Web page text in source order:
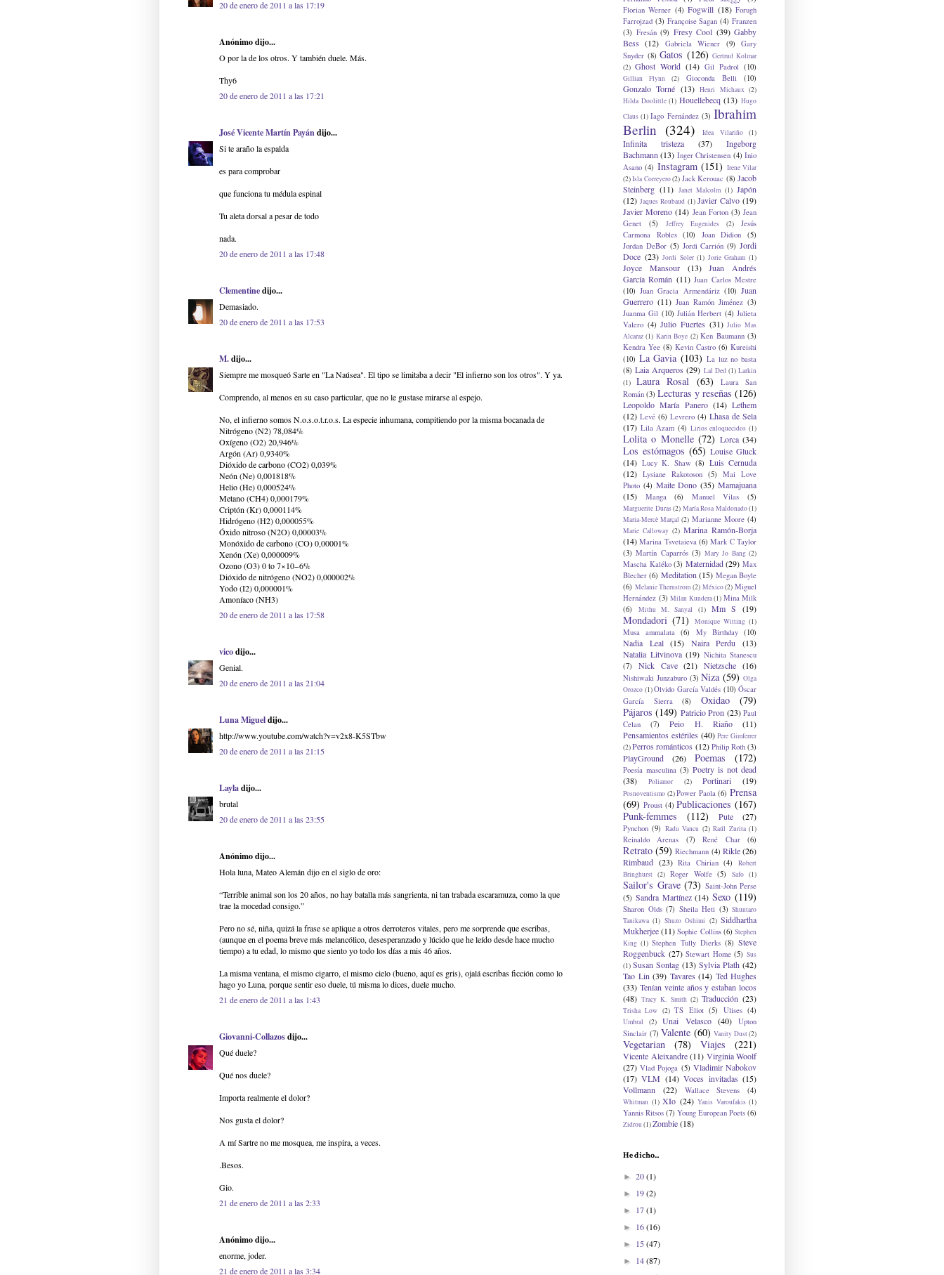
20 de enero de 2011 a las 17:19
Anónimo dijo...
O por la de los otros. Y también duele. Más.
Thy6
20 de enero de 2011 a las 17:21
José Vicente Martín Payándijo...
Si te araño la espalda
es para comprobar
que funciona tu médula espinal
Tu aleta dorsal a pesar de todo
nada.
20 de enero de 2011 a las 17:48
Clementinedijo...
Demasiado.
20 de enero de 2011 a las 17:53
M.dijo...
Siempre me mosqueó Sarte en "La Naúsea". El tipo se limitaba a decir "El infierno son los otros". Y ya.
Comprendo, al menos en su caso particular, que no le gustase mirarse al espejo.
No, el infierno somos N.o.s.o.t.r.o.s. La especie inhumana, compitiendo por la misma bocanada de
Nitrógeno (N2) 78,084%
Oxígeno (O2) 20,946%
Argón (Ar) 0,9340%
Dióxido de carbono (CO2) 0,039%
Neón (Ne) 0,001818%
Helio (He) 0,000524%
Metano (CH4) 0,000179%
Criptón (Kr) 0,000114%
Hidrógeno (H2) 0,000055%
Óxido nitroso (N2O) 0,00003%
Monóxido de carbono (CO) 0,00001%
Xenón (Xe) 0,000009%
Ozono (O3) 0 to 7×10−6%
Dióxido de nitrógeno (NO2) 0,000002%
Yodo (I2) 0,000001%
Amoníaco (NH3)
20 de enero de 2011 a las 17:58
vicodijo...
Genial.
20 de enero de 2011 a las 21:04
Luna Migueldijo...
http://www.youtube.com/watch?v=v2x8-K5STbw
20 de enero de 2011 a las 21:15
Layladijo...
brutal
20 de enero de 2011 a las 23:55
Anónimo dijo...
Hola luna, Mateo Alemán dijo en el siglo de oro:
“Terrible animal son los 20 años, no hay batalla más sangrienta, ni tan trabada escaramuza, como la que
trae la mocedad consigo.”
Pero no sé, niña, quizá la frase se aplique a otros derroteros vitales, pero me sorprende que escribas,
(aunque en el poema breve más melancólico, desesperanzado y lúcido que he leído desde hace mucho
tiempo) a tu edad, lo mismo que siento yo todo los días a mis 46 años.
La misma ventana, el mismo cigarro, el mismo cielo (bueno, aquí es gris), ojalá escribas ficción como lo
hago yo Luna, porque sentir eso duele, tú misma lo dices, duele mucho.
21 de enero de 2011 a las 1:43
Giovanni-Collazosdijo...
Qué duele?
Qué nos duele?
Importa realmente el dolor?
Nos gusta el dolor?
A mí Sartre no me mosquea, me inspira, a veces.
.Besos.
Gio.
21 de enero de 2011 a las 2:33
Anónimo dijo...
enorme, joder.
21 de enero de 2011 a las 3:34
Florian Werner (4) Fogwill (18) Forugh
Farrojzad (3) Françoise Sagan (4) Franzen
(3) Fresán (9) Fresy Cool (39) Gabby
Bess (12) Gabriela Wiener (9)
Gary
Snyder (8) Gatos (126) Gertrud Kolmar
(2) Ghost World (14) Gil Padrol (10)
Gillian Flynn (2) Gioconda Belli (10)
Gonzalo Torné (13) Henri Michaux (2)
Hilda Doolittle (1) Houellebecq (13) Hugo
Claus (1) Iago Fernández (3) Ibrahim
Berlin (324) Idea Vilariño (1)
Infinita tristeza (37)
Ingeborg
Bachmann (13) Inger Christensen (4) Inio
Asano (4) Instagram (151) Irene Vilar
(2)Isla Correyero(2) Jack Kerouac (8) Jacob
Steinberg (11) Janet Malcolm (1) Japón
(12) Jaques Roubaud (1) Javier Calvo (19)
Javier Moreno (14) Jean Forton (3) Jean
Genet
(5) Jeffrey Eugenides (2)
Jesús
Carmona Robles
(10) Joan Didion
(5)
Jordan DeBor (5) Jordi Carrión (9) Jordi
Doce (23) Jordi Soler (1) Jorie Graham (1)
Joyce Mansour (13)
Juan Andrés
García Román (11) Juan Carlos Mestre
(10) Juan Gracia Armendáriz (10) Juan
Guerrero (11) Juan Ramón Jiménez (3)
Juanma Gil (10) Julián Herbert (4) Julieta
Valero (4) Julio Fuertes (31) Julio Mas
Alcaraz (1) Karin Boye (2) Ken Baumann (3)
Kendra Yee (8) Kevin Castro (6) Kureishi
(10) La Gavia (103) La luz no basta
(8) Laia Arqueros (29) Lal Ded (1) Larkin
(1)
Laura Rosal (63)
Laura San
Román (3) Lecturas y reseñas (126)
Leopoldo María Panero (14) Lethem
(12) Levé (6) Levrero (4) Lhasa de Sela
(17) Lila Azam (4) Lirios enloquecidos (1)
Lolita o Monelle (72) Lorca (34)
Los estómagos (65) Louise Gluck
(14) Lucy K. Shaw (8) Luis Cernuda
(12) Lysiane Rakotoson (5)
Mai Love
Photo (4) Maite Dono (35) Mamajuana
(15)
Manga (6) Manuel Vilas (5)
Marguerite Duras(2) María Rosa Maldonado(1)
Maria-Mercè Marçal (2) Marianne Moore (4)
Marie Calloway (2) Marina Ramón-Borja
(14) Marina Tsvetaieva (6) Mark C Taylor
(3) Martín Caparrós (3) Mary Jo Bang (2)
Mascha Kaléko (3) Maternidad (29) Max
Blecher (6) Meditation (15) Megan Boyle
(6) Melanie Thernstrom (2) México (2) Miguel
Hernández (3) Milan Kundera(1) Mina Milk
(6)
Mithu M. Sanyal (1) Mm S (19)
Mondadori (71) Monique Witting (1)
Musa ammalata (6) My Birthday (10)
Nadia Leal (15) Naira Perdu
(13)
Natalia Litvinova (19) Nichita Stanescu
(7)
Nick Cave (21) Nietzsche (16)
Nishiwaki Junzaburo (3) Niza (59) Olga
Orozco (1)Olvido García Valdés (10) Óscar
García Sierra
(8) Oxidao
(79)
Pájaros (149) Patricio Pron (23) Paul
Celan
(7) Peio H. Riaño
(11)
Pensamientos estériles (40) Pere Gimferrer
(2)Perros románticos (12) Philip Roth (3)
PlayGround (26) Poemas (172)
Poesía masculina (3) Poetry is not dead
(38)
Poliamor (2) Portinari (19)
Posnoventismo (2) Power Paola (6) Prensa
(69) Proust (4) Publicaciones (167)
Punk-femmes
(112) Pute (27)
Pynchon (9) Radu Vancu (2) Raúl Zurita (1)
Reinaldo Arenas (7) René Char (6)
Retrato (59) Riechmann (4) Rikle (26)
Rimbaud (23) Rita Chirian (4)
Robert
Bringhurst (2) Roger Wolfe (5) Safo (1)
Sailor's Grave (73) Saint-John Perse
(5) Sandra Martínez (14) Sexo (119)
Sharon Olds (7) Sheila Heti (3) Shuntaro
Tanikawa (1) Shuzo Oshimi (2) Siddhartha
Mukherjee (11) Sophie Collins (6) Stephen
King (1) Stephen Tully Dierks (8) Steve
Roggenbuck (27) Stewart Home (5) Sus
(1) Susan Sontag (13) Sylvia Plath (42)
Tao Lin (39) Tavares (14) Ted Hughes
(33) Tenían veinte años y estaban locos
(48) Tracy K. Smith (2) Traducción (23)
Trisha Low (2) TS Eliot (5) Ulises (4)
Umbral (2) Unai Velasco (40)
Upton
Sinclair (7) Valente (60) Vanity Dust(2)
Vegetarian (78) Viajes (221)
Vicente Aleixandre (11) Virginia Woolf
(27) Vlad Pojoga (5) Vladimir Nabokov
(17) VLM (14) Voces invitadas (15)
Vollmann
(22) Wallace Stevens (4)
Whitman (1) XIo (24) Yanis Varoufakis (1)
Yannis Ritsos (7) Young European Poets (6)
Zidrou(1)Zombie(18)
He dicho...
► 20(1)
► 19(2)
► 17(1)
► 16(16)
► 15(47)
► 14(87)